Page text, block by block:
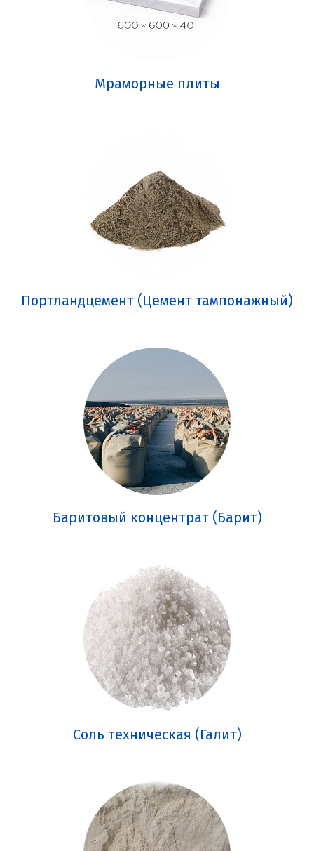
Мраморные плиты
Портландцемент (Цемент тампонажный)
Баритовый концентрат (Барит)
Соль техническая (Галит)